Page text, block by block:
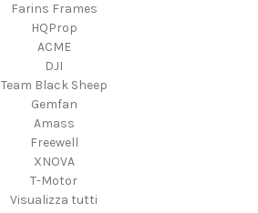
Farins Frames
HQProp
ACME
DJI
Team Black Sheep
Gemfan
Amass
Freewell
XNOVA
T-Motor
Visualizza tutti